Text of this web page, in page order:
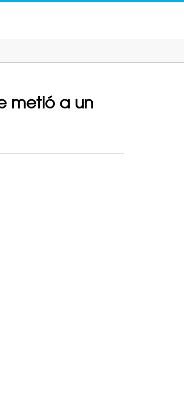
metió a un